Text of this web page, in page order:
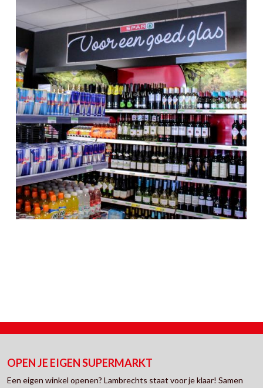
OPEN JE EIGEN SUPERMARKT
Een eigen winkel openen? Lambrechts staat voor je klaar! Samen